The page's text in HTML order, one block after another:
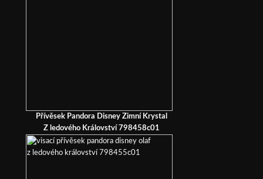
Přívěsek Pandora Disney Zimní Krystal
Z ledového Království 798458c01